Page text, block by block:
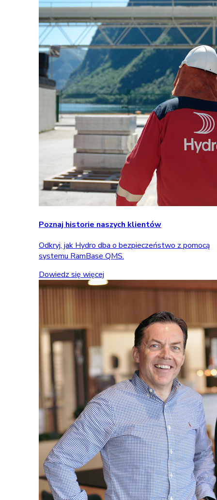
Poznaj historie naszych klientów
Odkryj, jak Hydro dba o bezpieczeństwo z pomocą
systemu RamBase QMS.
Dowiedz się więcej